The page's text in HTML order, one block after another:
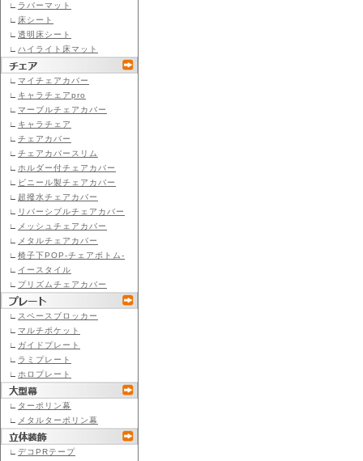
∟ ラバーマット
∟ 床シート
∟ 透明床シート
∟ ハイライト床マット
∟ マイチェアカバー
∟ キャラチェアpro
∟ マーブルチェアカバー
∟ キャラチェア
∟ チェアカバー
∟ チェアカバースリム
∟ ホルダー付チェアカバー
∟
ビニール製チェアカバー
∟ 超撥水チェアカバー
∟
リバーシブルチェアカバー
∟
メッシュチェアカバー
∟
メタルチェアカバー
∟ 椅子下POP-チェアボトム-
∟ イースタイル
∟ プリズムチェアカバー
∟ スペースブロッカー
∟ マルチポケット
∟ ガイドプレート
∟ ラミプレート
∟ ホロプレート
∟ ターポリン幕
∟
メタルターポリン幕
∟ デコPRテープ